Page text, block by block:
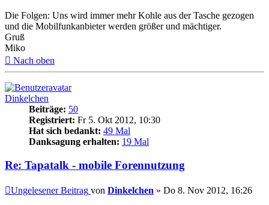
Die Folgen: Uns wird immer mehr Kohle aus der Tasche gezogen
und die Mobilfunkanbieter werden größer und mächtiger.
Gruß
Miko
Nach oben
Dinkelchen
Beiträge: 50
Registriert: Fr 5. Okt 2012, 10:30
Hat sich bedankt: 49 Mal
Danksagung erhalten: 19 Mal
Re: Tapatalk - mobile Forennutzung
Ungelesener Beitrag von Dinkelchen » Do 8. Nov 2012, 16:26